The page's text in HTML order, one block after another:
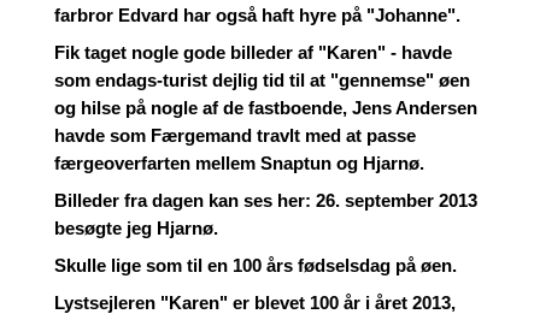
farbror Edvard har også haft hyre på "Johanne".
Fik taget nogle gode billeder af "Karen" - havde
som endags-turist dejlig tid til at "gennemse" øen
og hilse på nogle af de fastboende, Jens Andersen
havde som Færgemand travlt med at passe
færgeoverfarten mellem Snaptun og Hjarnø.
Billeder fra dagen kan ses her: 26. september 2013
besøgte jeg Hjarnø.
Skulle lige som til en 100 års fødselsdag på øen.
Lystsejleren "Karen" er blevet 100 år i året 2013,